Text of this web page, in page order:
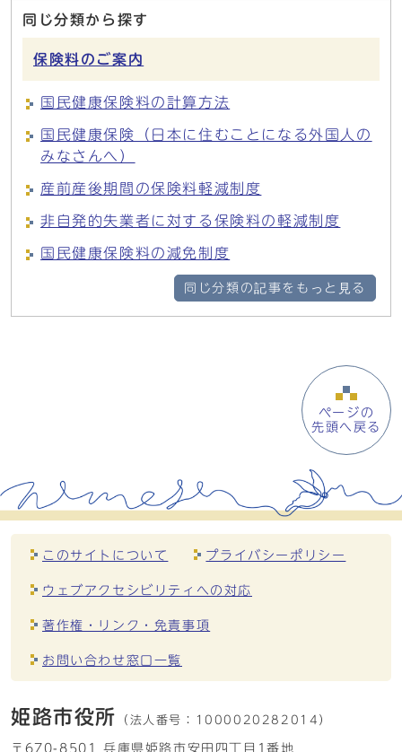
同じ分類から探す
保険料のご案内
国民健康保険料の計算方法
国民健康保険（日本に住むことになる外国人の
みなさんへ）
産前産後期間の保険料軽減制度
非自発的失業者に対する保険料の軽減制度
国民健康保険料の減免制度
同じ分類の記事をもっと見る
ページの
先頭へ戻る
このサイトについて プライバシーポリシー
ウェブアクセシビリティへの対応
著作権・リンク・免責事項
お問い合わせ窓口一覧
姫路市役所 （法人番号： 1000020282014）
〒670-8501 兵庫県姫路市安田四丁目1番地